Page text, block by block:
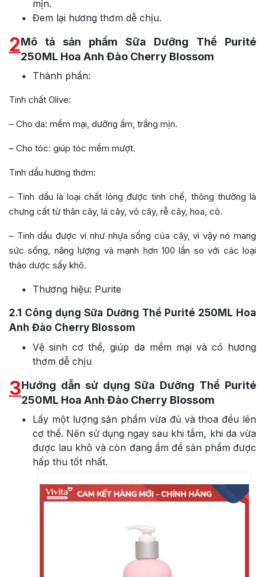
mịn.
Đem lại hương thơm dễ chịu.
2Mô tả sản phẩm Sữa Dưỡng Thể Purité
250ML Hoa Anh Đào Cherry Blossom
Thành phần:
Tinh chất Olive:
– Cho da: mềm mại, dưỡng ẩm, trắng mịn.
– Cho tóc: giúp tóc mềm mượt.
Tinh dầu hương thơm:
– Tinh dầu là loại chất lỏng được tinh chế, thông thường là
chưng cất từ thân cây, lá cây, vỏ cây, rễ cây, hoa, cỏ.
– Tinh dầu được ví như nhựa sống của cây, vì vậy nó mang
sức sống, năng lượng và mạnh hơn 100 lần so với các loại
thảo dược sấy khô.
Thương hiệu: Purite
2.1 Công dụng Sữa Dưỡng Thể Purité 250ML Hoa
Anh Đào Cherry Blossom
Vệ sinh cơ thể, giúp da mềm mại và có hương
thơm dễ chịu
3Hướng dẫn sử dụng Sữa Dưỡng Thể Purité
250ML Hoa Anh Đào Cherry Blossom
Lấy một lượng sản phẩm vừa đủ và thoa đều lên
cơ thể. Nên sử dụng ngay sau khi tắm, khi da vừa
được lau khô và còn đang ẩm để sản phẩm được
hấp thu tốt nhất.